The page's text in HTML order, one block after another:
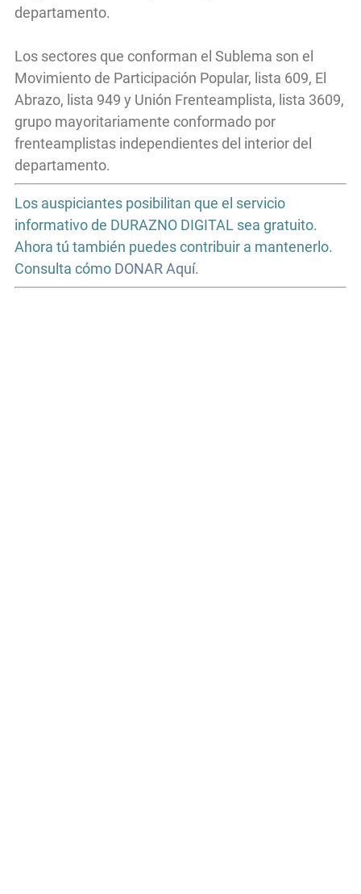
departamento.
Los sectores que conforman el Sublema son el
Movimiento de Participación Popular, lista 609, El
Abrazo, lista 949 y Unión Frenteamplista, lista 3609,
grupo mayoritariamente conformado por
frenteamplistas independientes del interior del
departamento.
Los auspiciantes posibilitan que el servicio
informativo de DURAZNO DIGITAL sea gratuito.
Ahora tú también puedes contribuir a mantenerlo.
Consulta cómo DONAR Aquí.